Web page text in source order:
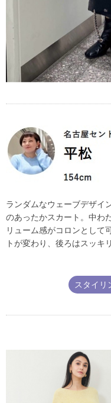
ランダムなウェーブデザイ
のあったかスカート。中わ
リューム感がコロンとして
トが変わり、後ろはスッキ
スタイ